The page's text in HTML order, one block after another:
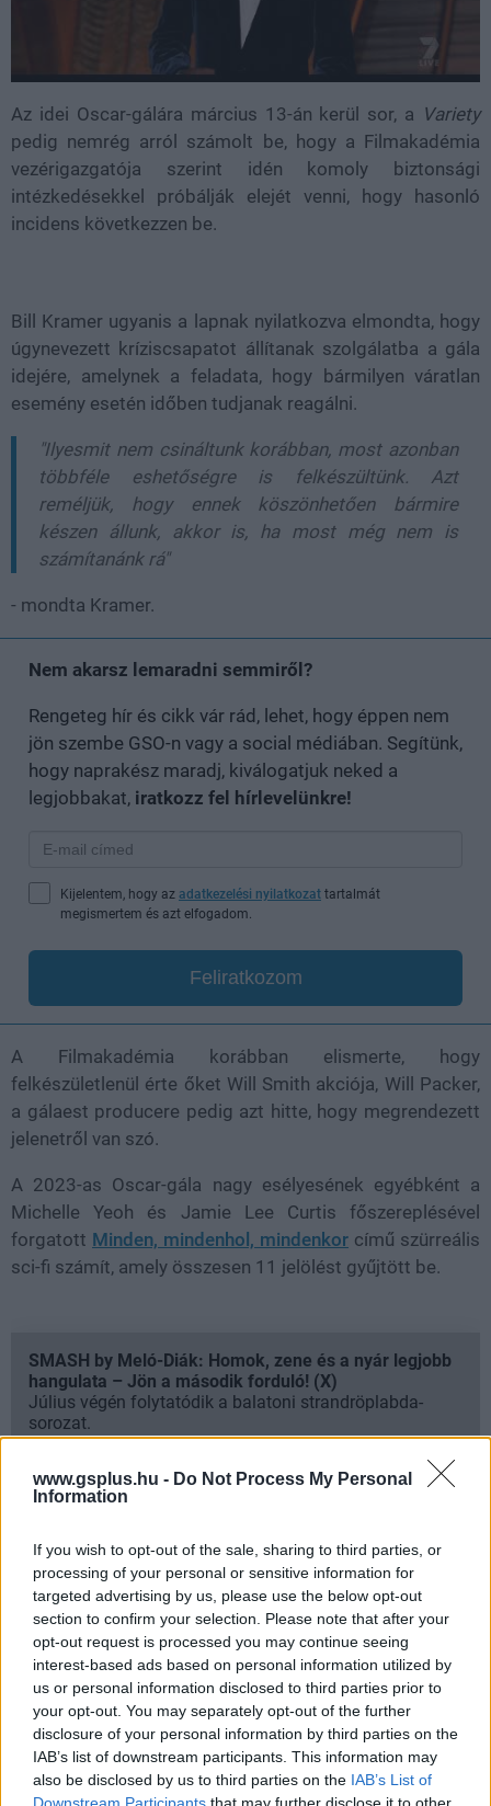
www.gsplus.hu - Do Not Process My Personal
Information
If you wish to opt-out of the sale, sharing to third parties, or
processing of your personal or sensitive information for
targeted advertising by us, please use the below opt-out
section to confirm your selection. Please note that after your
opt-out request is processed you may continue seeing
interest-based ads based on personal information utilized by
us or personal information disclosed to third parties prior to
your opt-out. You may separately opt-out of the further
disclosure of your personal information by third parties on the
IAB’s list of downstream participants. This information may
also be disclosed by us to third parties on the IAB’s List of
Downstream Participants that may further disclose it to other
Az idei Oscar-gálára március 13-án kerül sor, a Variety
pedig nemrég arról számolt be, hogy a Filmakadémia
vezérigazgatója szerint idén komoly biztonsági
intézkedésekkel próbálják elejét venni, hogy hasonló
incidens következzen be.
Bill Kramer ugyanis a lapnak nyilatkozva elmondta, hogy
úgynevezett kríziscsapatot állítanak szolgálatba a gála
idejére, amelynek a feladata, hogy bármilyen váratlan
esemény esetén időben tudjanak reagálni.
"Ilyesmit nem csináltunk korábban, most azonban
többféle eshetőségre is felkészültünk. Azt
reméljük, hogy ennek köszönhetően bármire
készen állunk, akkor is, ha most még nem is
számítanánk rá"
- mondta Kramer.
Nem akarsz lemaradni semmiről?
Rengeteg hír és cikk vár rád, lehet, hogy éppen nem
jön szembe GSO-n vagy a social médiában. Segítünk,
hogy naprakész maradj, kiválogatjuk neked a
legjobbakat, iratkozz fel hírlevelünkre!
Kijelentem, hogy az adatkezelési nyilatkozat tartalmát
megismertem és azt elfogadom.
Feliratkozom
A Filmakadémia korábban elismerte, hogy
felkészületlenül érte őket Will Smith akciója, Will Packer,
a gálaest producere pedig azt hitte, hogy megrendezett
jelenetről van szó.
A 2023-as Oscar-gála nagy esélyesének egyébként a
Michelle Yeoh és Jamie Lee Curtis főszereplésével
forgatott Minden, mindenhol, mindenkor című szürreális
sci-fi számít, amely összesen 11 jelölést gyűjtött be.
SMASH by Meló-Diák: Homok, zene és a nyár legjobb
hangulata – Jön a második forduló! (X)
Július végén folytatódik a balatoni strandröplabda-
sorozat.
Hozzászólások